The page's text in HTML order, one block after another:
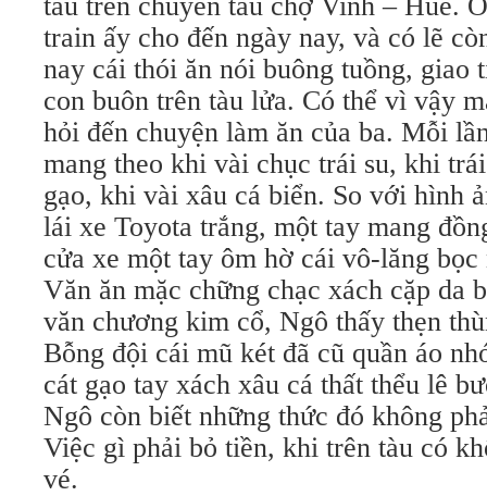
train ấy cho đến ngày nay, và có lẽ
nay cái thói ăn nói buông tuồng, giao
con buôn trên tàu lửa. Có thể vì vậy
hỏi đến chuyện làm ăn của ba. Mỗi
mang theo khi vài chục trái su, khi
gạo, khi vài xâu cá biển. So với hình
lái xe Toyota trắng, một tay mang
cửa xe một tay ôm hờ cái vô-lăng
Văn ăn mặc chững chạc xách cặp da
văn chương kim cổ, Ngô thấy thẹn
Bỗng đội cái mũ két đã cũ quần áo
cát gạo tay xách xâu cá thất thểu lê
Ngô còn biết những thức đó không
Việc gì phải bỏ tiền, khi trên tàu có
vé.